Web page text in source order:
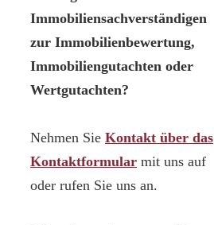
Immobiliensachverständigen
zur Immobilienbewertung,
Immobiliengutachten oder
Wertgutachten?
Nehmen Sie Kontakt über das
Kontaktformular mit uns auf
oder rufen Sie uns an.